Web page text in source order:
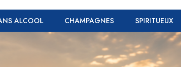
ALCOOL CHAMPAGNES SPIRITUEUX